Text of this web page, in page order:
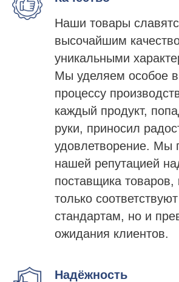
Наши товары
высочайшим
уникальными
Мы уделяем особое
процессу
каждый продукт,
руки, приносил
удовлетворение. Мы
нашей репутацией
поставщика товаров,
только
стандартам, но и
ожидания клиентов.
Надёжность